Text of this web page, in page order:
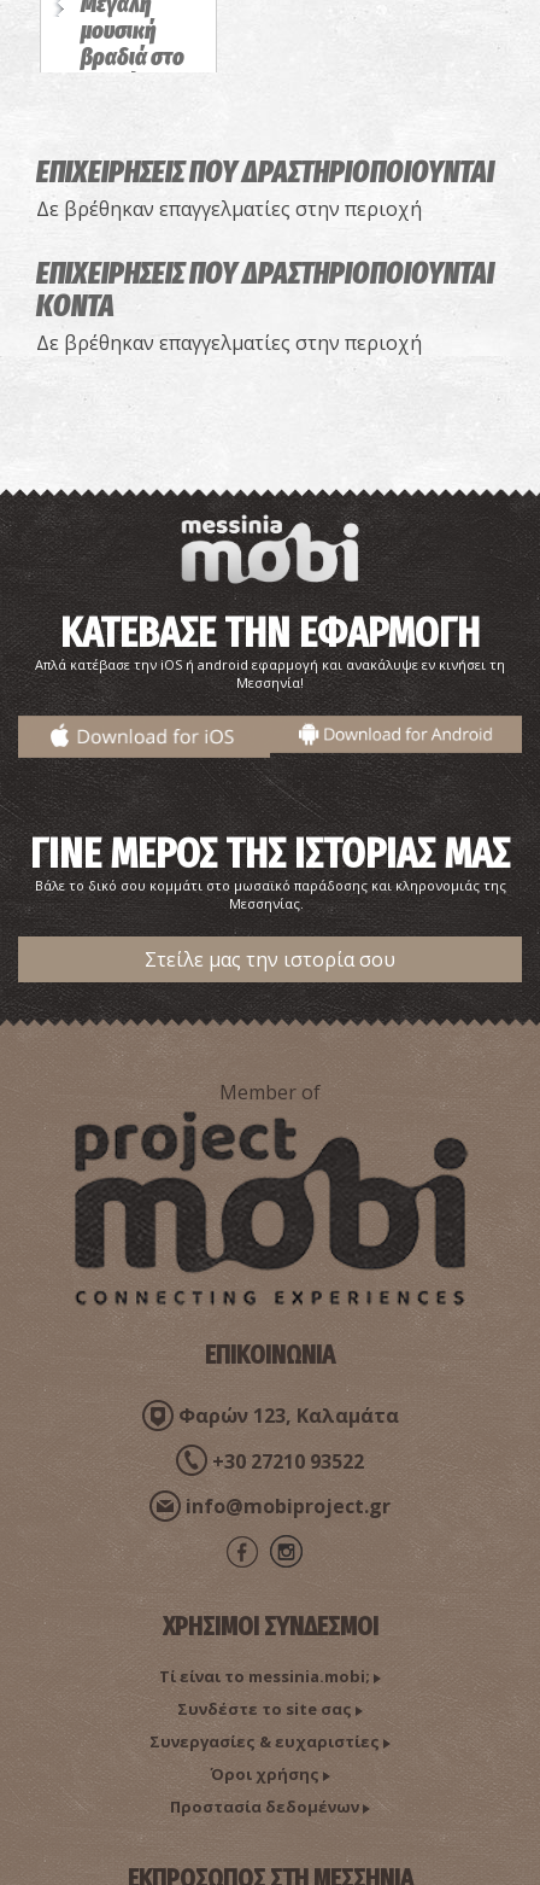
μουσική
βραδιά στο
ΠΑΝΗΓΥΡΙΑ
ΕΠΙΧΕΙΡΗΣΕΙΣ ΠΟΥ ΔΡΑΣΤΗΡΙΟΠΟΙΟΥΝΤΑΙ
Δε βρέθηκαν επαγγελματίες στην περιοχή
ΕΠΙΧΕΙΡΗΣΕΙΣ ΠΟΥ ΔΡΑΣΤΗΡΙΟΠΟΙΟΥΝΤΑΙ
ΚΟΝΤΑ
Δε βρέθηκαν επαγγελματίες στην περιοχή
ΚΑΤΕΒΑΣΕ ΤΗΝ ΕΦΑΡΜΟΓΗ
Απλά κατέβασε την iOS ή android εφαρμογή και ανακάλυψε εν κινήσει τη
Μεσσηνία!
ΓΙΝΕ ΜΕΡΟΣ ΤΗΣ ΙΣΤΟΡΙΑΣ ΜΑΣ
Βάλε το δικό σου κομμάτι στο μωσαϊκό παράδοσης και κληρονομιάς της
Μεσσηνίας.
Στείλε μας την ιστορία σου
Member of
ΕΠΙΚΟΙΝΩΝΙΑ
Φαρών 123, Καλαμάτα
+30 27210 93522
info@mobiproject.gr
ΧΡΗΣΙΜΟΙ ΣΥΝΔΕΣΜΟΙ
Τί είναι το messinia.mobi;
Συνδέστε το site σας
Συνεργασίες & ευχαριστίες
Όροι χρήσης
Προστασία δεδομένων